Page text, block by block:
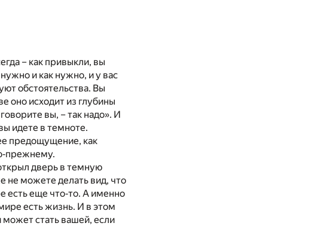
– как привыкли, вы
и как нужно, и у вас
обстоятельства. Вы
оно исходит из глубины
вы, – так надо». И
идете в темноте.
предощущение, как
дверь в темную
не можете делать вид, что
есть еще что‐то. А именно
есть жизнь. И в этом
стать вашей, если